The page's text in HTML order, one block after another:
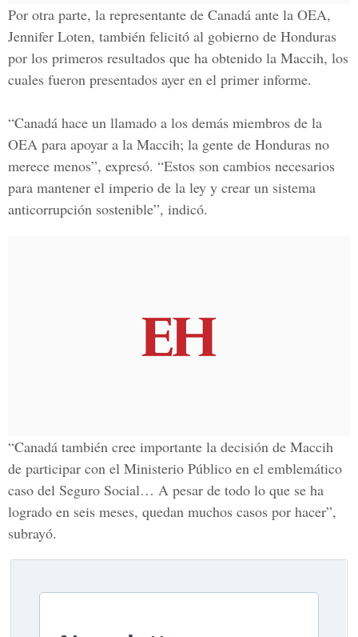
Por otra parte, la representante de Canadá ante la OEA,
Jennifer Loten, también felicitó al gobierno de Honduras
por los primeros resultados que ha obtenido la Maccih, los
cuales fueron presentados ayer en el primer informe.
“Canadá hace un llamado a los demás miembros de la
OEA para apoyar a la Maccih; la gente de Honduras no
merece menos”, expresó. “Estos son cambios necesarios
para mantener el imperio de la ley y crear un sistema
anticorrupción sostenible”, indicó.
“Canadá también cree importante la decisión de Maccih
de participar con el Ministerio Público en el emblemático
caso del Seguro Social… A pesar de todo lo que se ha
logrado en seis meses, quedan muchos casos por hacer”,
subrayó.